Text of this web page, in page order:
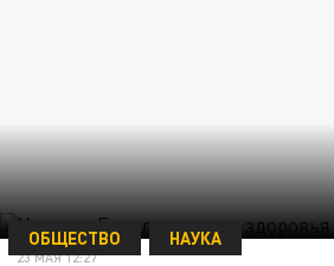
ОБЩЕСТВО НАУКА
23 МАЯ 12:27